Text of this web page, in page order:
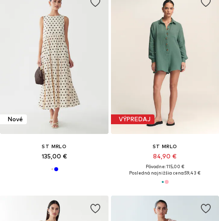
Nové
ST MRLO
135,00 €
VÝPREDAJ
ST MRLO
84,90 €
Pôvodne: 115,00 €
Posledná najnižšia cena:59,43 €